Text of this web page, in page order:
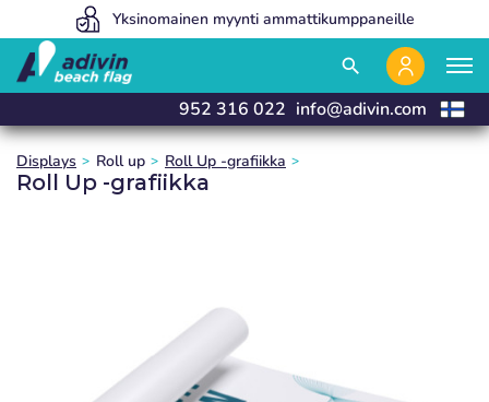
Valmistamme ja toimitamme 24 tunnissa
Yksinomainen myynti ammattikumppaneille
Hintamme ovat niin alhaiset, koska myymme 100% verkossa
search
952 316 022 info@adivin.com
Displays Roll up Roll Up ‑grafiikka
Roll Up ‑grafiikka